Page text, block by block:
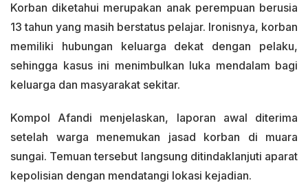
Korban diketahui merupakan anak perempuan berusia
13 tahun yang masih berstatus pelajar. Ironisnya, korban
memiliki hubungan keluarga dekat dengan pelaku,
sehingga kasus ini menimbulkan luka mendalam bagi
keluarga dan masyarakat sekitar.
Kompol Afandi menjelaskan, laporan awal diterima
setelah warga menemukan jasad korban di muara
sungai. Temuan tersebut langsung ditindaklanjuti aparat
kepolisian dengan mendatangi lokasi kejadian.